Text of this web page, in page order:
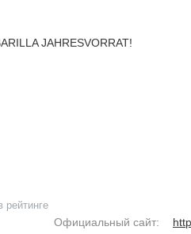
рейтинге
Официальный сайт: